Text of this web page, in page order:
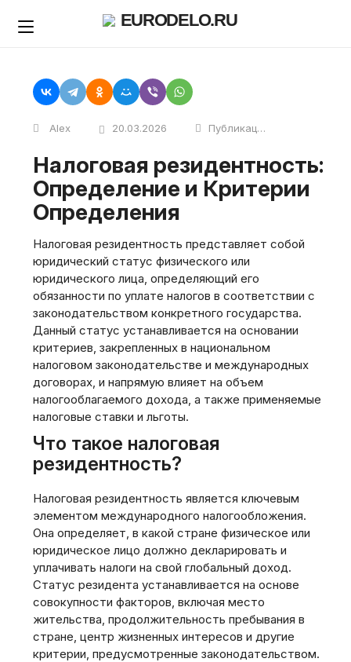
EURODELO.RU
Alex 20.03.2026 Публикации
Налоговая резидентность:
Определение и Критерии
Определения
Налоговая резидентность представляет собой
юридический статус физического или
юридического лица, определяющий его
обязанности по уплате налогов в соответствии с
законодательством конкретного государства.
Данный статус устанавливается на основании
критериев, закрепленных в национальном
налоговом законодательстве и международных
договорах, и напрямую влияет на объем
налогооблагаемого дохода, а также применяемые
налоговые ставки и льготы.
Что такое налоговая
резидентность?
Налоговая резидентность является ключевым
элементом международного налогообложения.
Она определяет, в какой стране физическое или
юридическое лицо должно декларировать и
уплачивать налоги на свой глобальный доход.
Статус резидента устанавливается на основе
совокупности факторов, включая место
жительства, продолжительность пребывания в
стране, центр жизненных интересов и другие
критерии, предусмотренные законодательством.